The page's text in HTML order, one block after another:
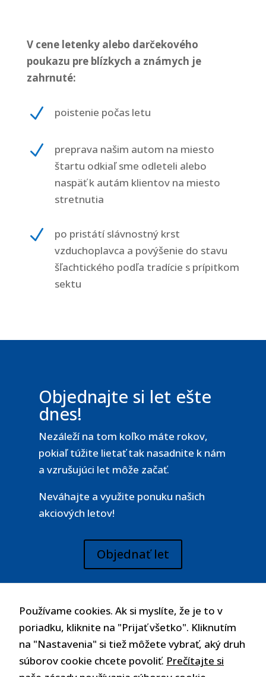
V cene letenky alebo darčekového
poukazu pre blízkych a známych je
zahrnuté:
N poistenie počas letu
N
preprava našim autom na miesto
štartu odkiaľ sme odleteli alebo
naspäť k autám klientov na miesto
stretnutia
N
po pristátí slávnostný krst
vzduchoplavca a povýšenie do stavu
šľachtického podľa tradície s prípitkom
sektu
Objednajte si let ešte
dnes!
Nezáleží na tom koľko máte rokov,
pokiaľ túžite lietať tak nasadnite k nám
a vzrušujúci let môže začať.
Neváhajte a využite ponuku našich
akciových letov!
Objednať let
Používame cookies. Ak si myslíte, že je to v
poriadku, kliknite na "Prijať všetko". Kliknutím
na "Nastavenia" si tiež môžete vybrať, aký druh
súborov cookie chcete povoliť. Prečítajte si